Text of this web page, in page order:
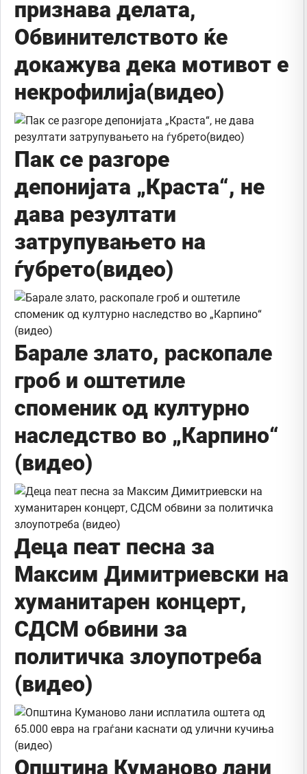
признава делата,
Обвинителството ќе
докажува дека мотивот е
некрофилија(видео)
Пак се разгоре
депонијата „Краста“, не
дава резултати
затрупувањето на
ѓубрето(видео)
Барале злато, раскопале
гроб и оштетиле
споменик од културно
наследство во „Карпино“
(видео)
Деца пеат песна за
Максим Димитриевски на
хуманитарен концерт,
СДСМ обвини за
политичка злоупотреба
(видео)
Општина Куманово лани